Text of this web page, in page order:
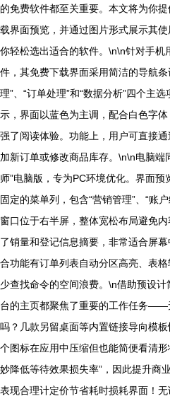
的免费软件都至关重要。本文将为你
载界面预览，并通过图片形式展示其
你轻松选出适合的软件。\n\n针对手机
件，其免费下载界面采用简洁的导航条
理”、“订单处理”和“数据分析”四个主
示，界面以蓝色为主调，配合白色字
强了阅读体验。功能上，用户可直接
加新订单或修改商品库存。\n\n电脑端
师”电脑版，专为PC环境优化。界面
固定的菜单列，包含“营销管理”、“账
窗口位于右半屏，整体宽松布局避免
了销量和登记信息摘要，非常适合屏
合功能有订单列表自动分区高亮、表
少查找命令的空间浪费。\n借助预设
台的主页都聚焦了重要的工作任务——
吗？几款另留桌面等内置链接导向模
个图标在应用中压缩但也能简便看清
妙降低等待效果损失率”，因此提升商
表现合理计定价节省耗时损耗界面！